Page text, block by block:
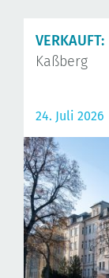
VERKAUFT:
Kaßberg
24. Juli 2026